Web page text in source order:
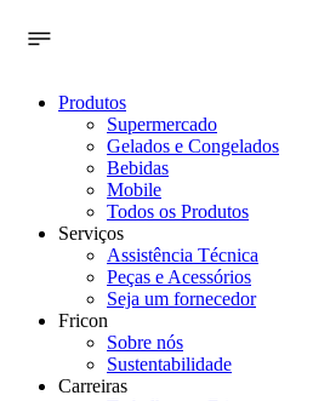
Produtos
Supermercado
Gelados e Congelados
Bebidas
Mobile
Todos os Produtos
Serviços
Assistência Técnica
Peças e Acessórios
Seja um fornecedor
Fricon
Sobre nós
Sustentabilidade
Carreiras